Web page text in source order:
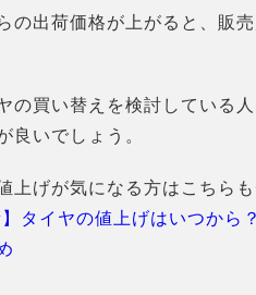
の出荷価格が上がると、販
の買い替えを検討している
良いでしょう。
上げが気になる方はこちらも
】タイヤの値上げはいつから